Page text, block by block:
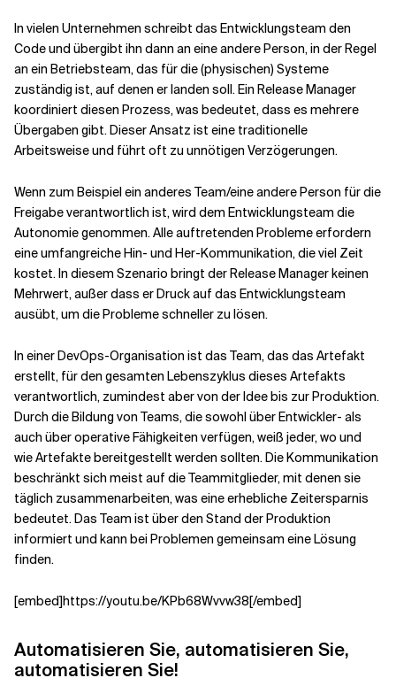
Verwandte Themen
In vielen Unternehmen schreibt das Entwicklungsteam den
Code und übergibt ihn dann an eine andere Person, in der Regel
an ein Betriebsteam, das für die (physischen) Systeme
zuständig ist, auf denen er landen soll. Ein Release Manager
koordiniert diesen Prozess, was bedeutet, dass es mehrere
Übergaben gibt. Dieser Ansatz ist eine traditionelle
Arbeitsweise und führt oft zu unnötigen Verzögerungen.
Wenn zum Beispiel ein anderes Team/eine andere Person für die
Freigabe verantwortlich ist, wird dem Entwicklungsteam die
Autonomie genommen. Alle auftretenden Probleme erfordern
eine umfangreiche Hin- und Her-Kommunikation, die viel Zeit
kostet. In diesem Szenario bringt der Release Manager keinen
Mehrwert, außer dass er Druck auf das Entwicklungsteam
ausübt, um die Probleme schneller zu lösen.
In einer DevOps-Organisation ist das Team, das das Artefakt
erstellt, für den gesamten Lebenszyklus dieses Artefakts
verantwortlich, zumindest aber von der Idee bis zur Produktion.
Durch die Bildung von Teams, die sowohl über Entwickler- als
auch über operative Fähigkeiten verfügen, weiß jeder, wo und
wie Artefakte bereitgestellt werden sollten. Die Kommunikation
beschränkt sich meist auf die Teammitglieder, mit denen sie
täglich zusammenarbeiten, was eine erhebliche Zeitersparnis
bedeutet. Das Team ist über den Stand der Produktion
informiert und kann bei Problemen gemeinsam eine Lösung
finden.
[embed]https://youtu.be/KPb68Wvvw38[/embed]
Automatisieren Sie, automatisieren Sie,
automatisieren Sie!